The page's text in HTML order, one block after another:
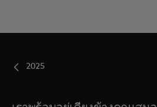
2025